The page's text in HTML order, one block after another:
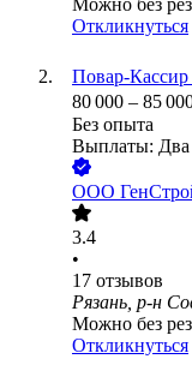
Можно без
Откликнуться
Повар-Кассир
80 000 – 85
Без опыта
Выплаты: Два
ООО
3.4
•
17 отзывов
Рязань, р-н
Можно без
Откликнуться